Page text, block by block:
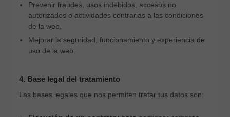
Prevenir fraudes, usos indebidos, accesos no
autorizados o actividades contrarias a las condiciones
de la web.
Mejorar la seguridad, funcionamiento y experiencia de
uso de la web.
4. Base legal del tratamiento
Las bases legales que nos permiten tratar tus datos son: